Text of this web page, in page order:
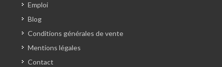
Emploi
Blog
Conditions générales de vente
Mentions légales
Contact